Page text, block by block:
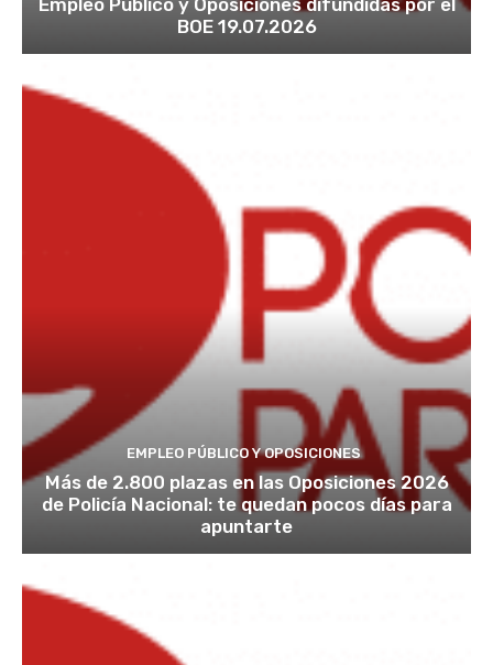
Empleo Público y Oposiciones difundidas por el
BOE 19.07.2026
EMPLEO PÚBLICO Y OPOSICIONES
Más de 2.800 plazas en las Oposiciones 2026
de Policía Nacional: te quedan pocos días para
apuntarte